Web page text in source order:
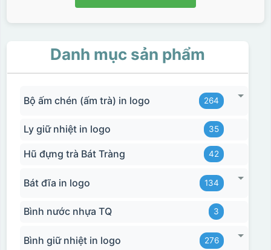
Danh mục sản phẩm
Bộ ấm chén (ấm trà) in logo 264
Ly giữ nhiệt in logo 35
Hũ đựng trà Bát Tràng 42
Bát đĩa in logo 134
Bình nước nhựa TQ 3
Bình giữ nhiệt in logo 276